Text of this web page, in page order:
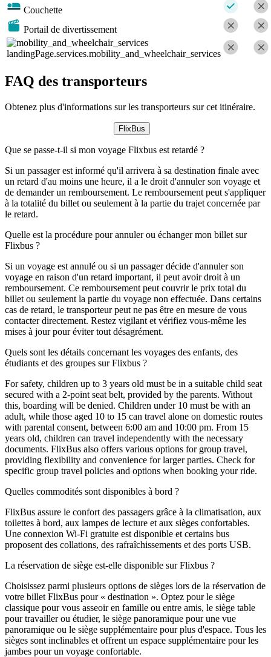
Couchette
Portail de divertissement
landingPage.services.mobility_and_wheelchair_services
FAQ des transporteurs
Obtenez plus d'informations sur les transporteurs sur cet itinéraire.
FlixBus
Que se passe-t-il si mon voyage Flixbus est retardé ?
Si un passager est informé qu'il arrivera à sa destination finale avec
un retard d'au moins une heure, il a le droit d'annuler son voyage et
de demander un remboursement. Le remboursement peut s'appliquer
à la totalité du billet ou seulement à la partie du trajet concernée par
le retard.
Quelle est la procédure pour annuler ou échanger mon billet sur
Flixbus ?
Si un voyage est annulé ou si un passager décide d'annuler son
voyage en raison d'un retard important, il peut avoir droit à un
remboursement. Ce remboursement peut couvrir le prix total du
billet ou seulement la partie du voyage non effectuée. Dans certains
cas de retard, le transporteur peut ne pas être en mesure de vous
contacter directement. Restez vigilant et vérifiez vous-même les
mises à jour pour éviter tout désagrément.
Quels sont les détails concernant les voyages des enfants, des
étudiants et des groupes sur Flixbus ?
For safety, children up to 3 years old must be in a suitable child seat
secured with a 2-point seat belt, provided by the parents. Without
this, boarding will be denied. Children under 10 must be with an
adult, while those aged 10 to 15 can travel alone on domestic routes
with parental consent, between 6:00 am and 10:00 pm. From 15
years old, children can travel independently with the necessary
documents. FlixBus also offers various options for group travel,
providing flexibility and convenience for larger parties. Check for
specific group travel policies and options when booking your ride.
Quelles commodités sont disponibles à bord ?
FlixBus assure le confort des passagers grâce à la climatisation, aux
toilettes à bord, aux lampes de lecture et aux sièges confortables.
Une connexion Wi-Fi gratuite est disponible et certains bus
proposent des collations, des rafraîchissements et des ports USB.
La réservation de siège est-elle disponible sur Flixbus ?
Choisissez parmi plusieurs options de sièges lors de la réservation de
votre billet FlixBus pour « destination ». Optez pour le siège
classique pour vous asseoir en famille ou entre amis, le siège table
pour travailler ou étudier, le siège panoramique pour une vue
panoramique ou le siège supplémentaire pour plus d'espace. Tous les
sièges sont inclinables et offrent un espace supplémentaire pour les
jambes pour un voyage confortable.